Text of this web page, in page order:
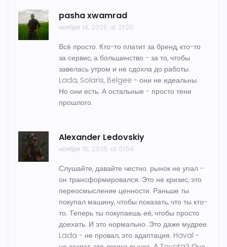
pasha xwamrad
ноября 14, 2025 at 21:20
Всё просто. Кто-то платит за бренд, кто-то
за сервис, а большинство - за то, чтобы
завелась утром и не сдохла до работы.
Lada, Solaris, Belgee - они не идеальны.
Но они есть. А остальные - просто тени
прошлого.
Alexander Ledovskiy
ноября 16, 2025 at 01:54
Слушайте, давайте честно: рынок не упал -
он трансформировался. Это не кризис, это
переосмысление ценности. Раньше ты
покупал машину, чтобы показать, что ты кто-
то. Теперь ты покупаешь её, чтобы просто
доехать. И это нормально. Это даже мудрее.
Lada - не провал, это адаптация. Haval -